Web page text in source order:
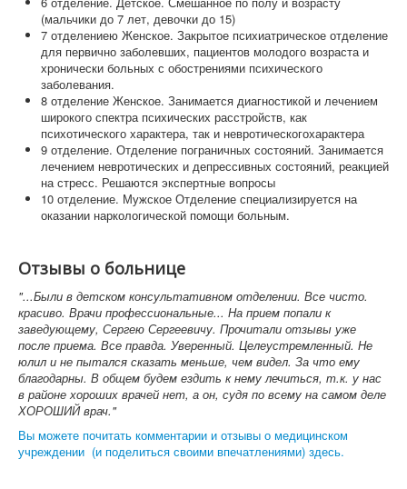
(мальчики до 7 лет, девочки до 15)
7 отделениею Женское. Закрытое психиатрическое отделение
для первично заболевших, пациентов молодого возраста и
хронически больных с обострениями психического
заболевания.
8 отделение Женское. Занимается диагностикой и лечением
широкого спектра психических расстройств, как
психотического характера, так и невротическогохарактера
9 отделение. Отделение пограничных состояний. Занимается
лечением невротических и депрессивных состояний, реакцией
на стресс. Решаются экспертные вопросы
10 отделение. Мужское Отделение специализируется на
оказании наркологической помощи больным.
Отзывы о больнице
"...Были в детском консультативном отделении. Все чисто.
красиво. Врачи профессиональные... На прием попали к
заведующему, Сергею Сергеевичу. Прочитали отзывы уже
после приема. Все правда. Уверенный. Целеустремленный. Не
юлил и не пытался сказать меньше, чем видел. За что ему
благодарны. В общем будем ездить к нему лечиться, т.к. у нас
в районе хороших врачей нет, а он, судя по всему на самом деле
ХОРОШИЙ врач."
Вы можете почитать комментарии и отзывы о медицинском
учреждении (и поделиться своими впечатлениями) здесь.